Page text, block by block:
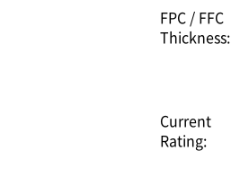
FPC / FFC
Thickness:
Current
Rating: